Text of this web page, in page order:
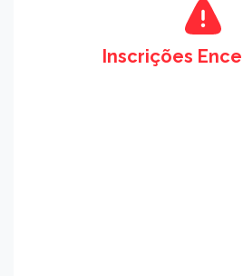
Inscrições